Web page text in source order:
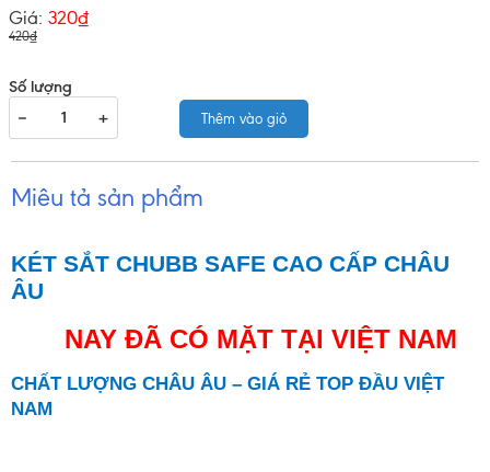
Giá: 320₫
420₫
Số lượng
−
+ Thêm vào giỏ
Miêu tả sản phẩm
KÉT SẮT CHUBB SAFE CAO CẤP CHÂU
ÂU
NAY ĐÃ CÓ MẶT TẠI VIỆT NAM
CHẤT LƯỢNG CHÂU ÂU – GIÁ RẺ TOP ĐẦU VIỆT
NAM